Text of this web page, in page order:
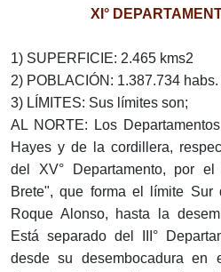
XI°
1) SUPERFICIE: 2.465 kms2
2) POBLACIÓN: 1.387.734
3) LÍMITES: Sus límites son;
AL NORTE: Los
Hayes y de la cordillera,
del XV° Departamento, por
Brete", que forma el límite Sur
Roque Alonso, hasta la
Está separado del III°
desde su desembocadura en